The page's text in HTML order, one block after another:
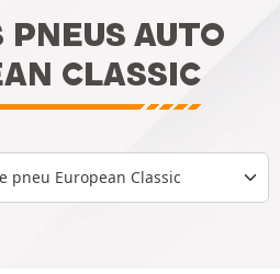
PNEUS AUTO
CLASSIC
pneu European Classic